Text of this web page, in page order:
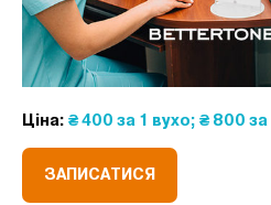
Ціна: ₴ 400 за 1 вухо; ₴ 800 за
ЗАПИСАТИСЯ